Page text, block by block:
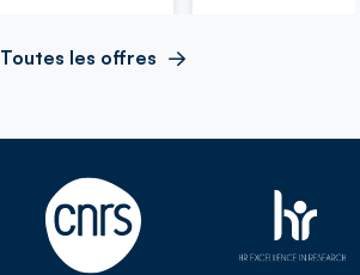
Toutes les offres